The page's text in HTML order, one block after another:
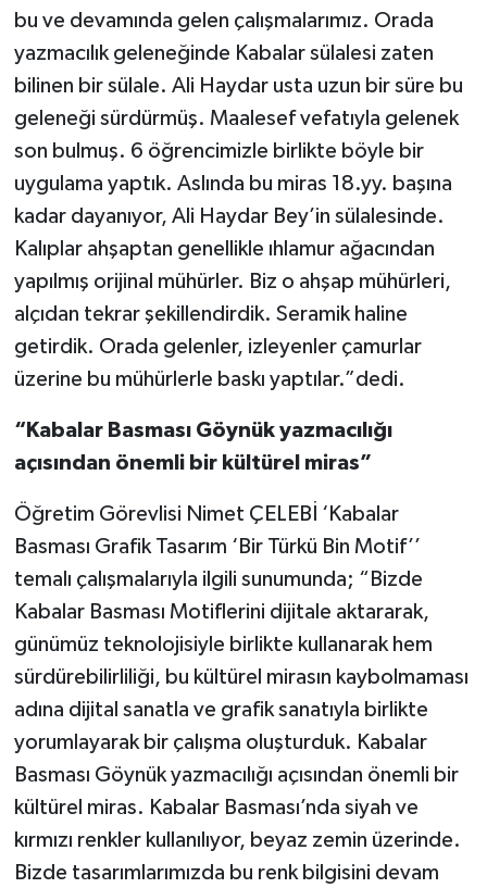
bu ve devamında gelen çalışmalarımız. Orada
yazmacılık geleneğinde Kabalar sülalesi zaten
bilinen bir sülale. Ali Haydar usta uzun bir süre bu
geleneği sürdürmüş. Maalesef vefatıyla gelenek
son bulmuş. 6 öğrencimizle birlikte böyle bir
uygulama yaptık. Aslında bu miras 18.yy. başına
kadar dayanıyor, Ali Haydar Bey’in sülalesinde.
Kalıplar ahşaptan genellikle ıhlamur ağacından
yapılmış orijinal mühürler. Biz o ahşap mühürleri,
alçıdan tekrar şekillendirdik. Seramik haline
getirdik. Orada gelenler, izleyenler çamurlar
üzerine bu mühürlerle baskı yaptılar.”dedi.
“Kabalar Basması Göynük yazmacılığı
açısından önemli bir kültürel miras”
Öğretim Görevlisi Nimet ÇELEBİ ‘Kabalar
Basması Grafik Tasarım ‘Bir Türkü Bin Motif’’
temalı çalışmalarıyla ilgili sunumunda; “Bizde
Kabalar Basması Motiflerini dijitale aktararak,
günümüz teknolojisiyle birlikte kullanarak hem
sürdürebilirliliği, bu kültürel mirasın kaybolmaması
adına dijital sanatla ve grafik sanatıyla birlikte
yorumlayarak bir çalışma oluşturduk. Kabalar
Basması Göynük yazmacılığı açısından önemli bir
kültürel miras. Kabalar Basması’nda siyah ve
kırmızı renkler kullanılıyor, beyaz zemin üzerinde.
Bizde tasarımlarımızda bu renk bilgisini devam